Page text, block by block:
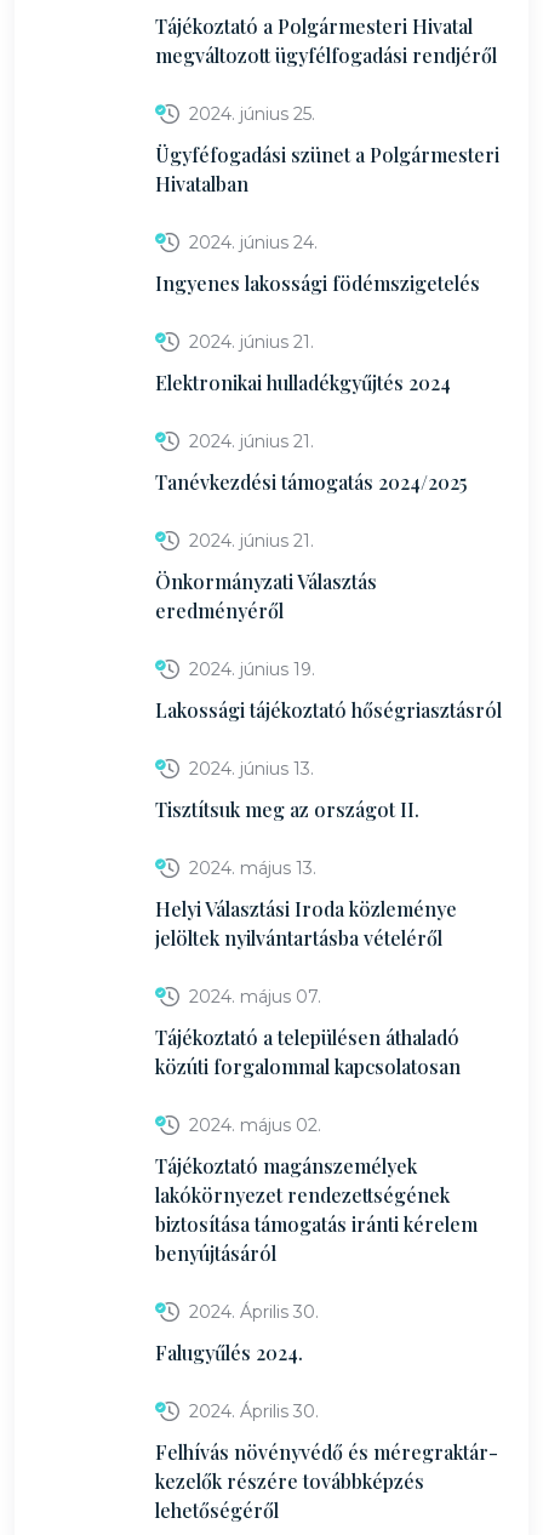
Tájékoztató a Polgármesteri Hivatal
megváltozott ügyfélfogadási rendjéről
2024. június 25.
Ügyféfogadási szünet a Polgármesteri
Hivatalban
2024. június 24.
Ingyenes lakossági födémszigetelés
2024. június 21.
Elektronikai hulladékgyűjtés 2024
2024. június 21.
Tanévkezdési támogatás 2024/2025
2024. június 21.
Önkormányzati Választás
eredményéről
2024. június 19.
Lakossági tájékoztató hőségriasztásról
2024. június 13.
Tisztítsuk meg az országot II.
2024. május 13.
Helyi Választási Iroda közleménye
jelöltek nyilvántartásba vételéről
2024. május 07.
Tájékoztató a településen áthaladó
közúti forgalommal kapcsolatosan
2024. május 02.
Tájékoztató magánszemélyek
lakókörnyezet rendezettségének
biztosítása támogatás iránti kérelem
benyújtásáról
2024. Április 30.
Falugyűlés 2024.
2024. Április 30.
Felhívás növényvédő és méregraktár-
kezelők részére továbbképzés
lehetőségéről